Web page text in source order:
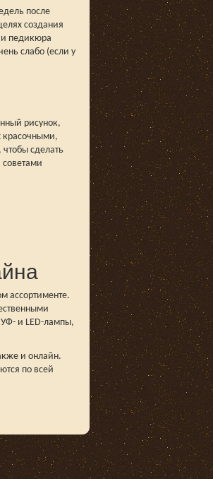
после
создания
и педикюра
слабо (если у
рисунок,
красочными,
сделать
ассортименте.
и LED-лампы,
и онлайн.
по всей